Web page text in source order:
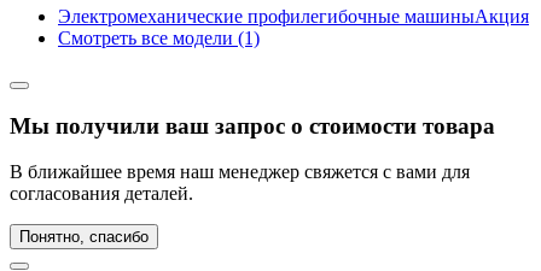
Электромеханические профилегибочные машиныАкция
Смотреть все модели (1)
Мы получили ваш запрос о стоимости товара
В ближайшее время наш менеджер свяжется с вами для
согласования деталей.
Понятно, спасибо